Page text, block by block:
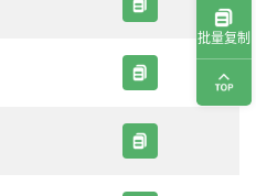
批量复制